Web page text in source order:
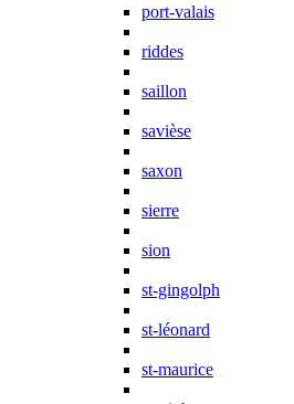
port-valais
riddes
saillon
savièse
saxon
sierre
sion
st-gingolph
st-léonard
st-maurice